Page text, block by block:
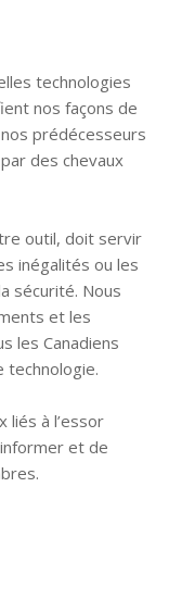
technologies
nos façons de
prédécesseurs
des chevaux
outil, doit servir
inégalités ou les
sécurité. Nous
et les
les Canadiens
liés à l’essor
et de